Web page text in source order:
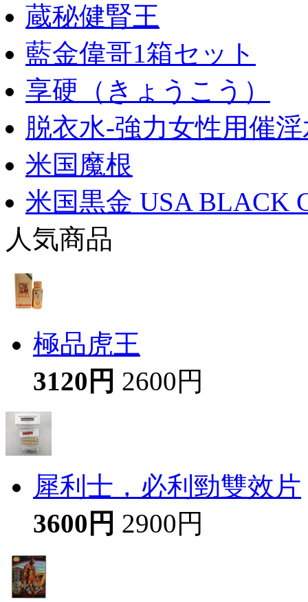
蔵秘健腎王
藍金偉哥1箱セット
享硬（きょうこう）
脱衣水-強力女性用催
米国魔根
米国黒金 USA BLACK
人気商品
極品虎王
3120円 2600円
犀利士，必利勁雙效片
3600円 2900円